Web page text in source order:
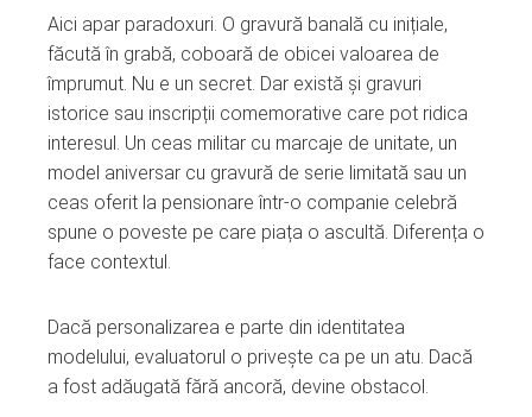
Aici apar paradoxuri. O gravură banală cu inițiale,
făcută în grabă, coboară de obicei valoarea de
împrumut. Nu e un secret. Dar există și gravuri
istorice sau inscripții comemorative care pot ridica
interesul. Un ceas militar cu marcaje de unitate, un
model aniversar cu gravură de serie limitată sau un
ceas oferit la pensionare într-o companie celebră
spune o poveste pe care piața o ascultă. Diferența o
face contextul.
Dacă personalizarea e parte din identitatea
modelului, evaluatorul o privește ca pe un atu. Dacă
a fost adăugată fără ancoră, devine obstacol.